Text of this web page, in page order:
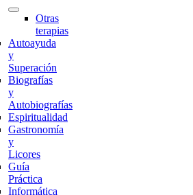
Otras
terapias
Autoayuda
y
Superación
Biografías
y
Autobiografías
Espiritualidad
Gastronomía
y
Licores
Guía
Práctica
Informática